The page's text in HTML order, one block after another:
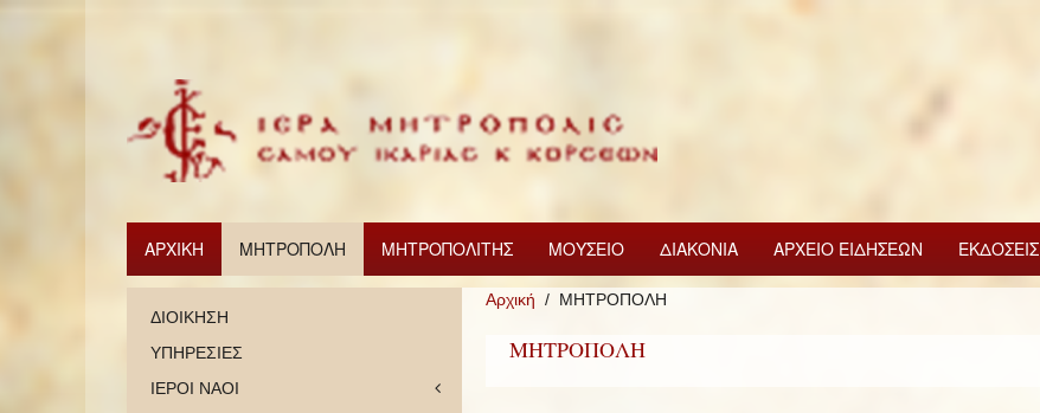
ΑΡΧΙΚΗ ΜΗΤΡΟΠΟΛΗ ΜΗΤΡΟΠΟΛΙΤΗΣ ΜΟΥΣΕΙΟ ΔΙΑΚΟΝΙΑ ΑΡΧΕΙΟ ΕΙΔΗΣΕΩΝ ΕΚΔΟΣΕΙΣ
Αρχική ΜΗΤΡΟΠΟΛΗ
ΜΗΤΡΟΠΟΛΗ
ΔΙΟΙΚΗΣΗ
ΥΠΗΡΕΣΙΕΣ
ΙΕΡΟΙ ΝΑΟΙ